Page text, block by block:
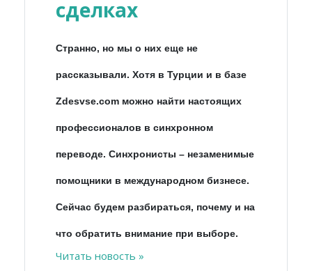
сделках
Странно, но мы о них еще не
рассказывали. Хотя в Турции и в базе
Zdesvse.com можно найти настоящих
профессионалов в синхронном
переводе. Синхронисты – незаменимые
помощники в международном бизнесе.
Сейчас будем разбираться, почему и на
что обратить внимание при выборе.
Читать новость »